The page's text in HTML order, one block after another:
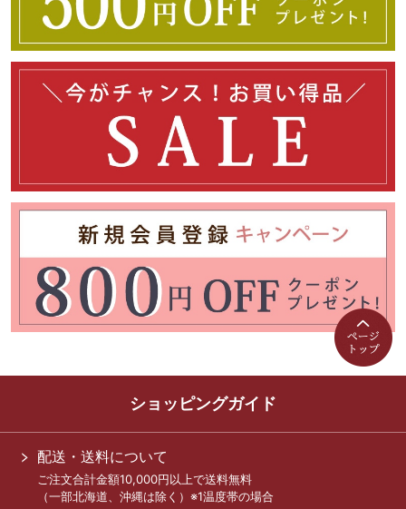
ショッピングガイド
配送・送料について
ご注文合計金額10,000円以上で送料無料
（一部北海道、沖縄は除く）※1温度帯の場合